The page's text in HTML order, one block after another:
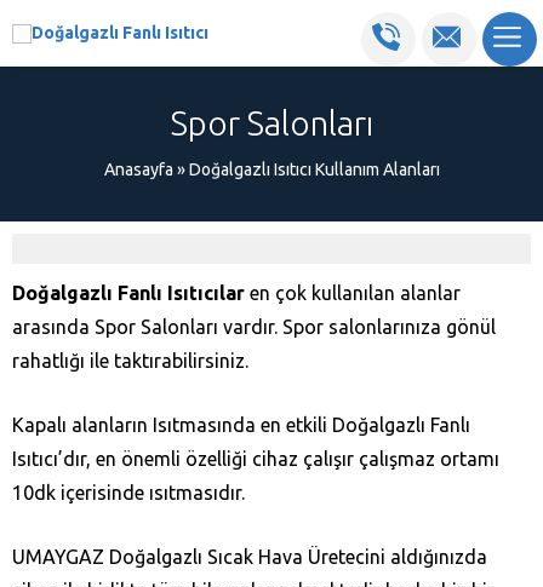
Spor Salonları
Anasayfa »Doğalgazlı Isıtıcı Kullanım Alanları
Doğalgazlı Fanlı Isıtıcılar en çok kullanılan alanlar
arasında Spor Salonları vardır. Spor salonlarınıza gönül
rahatlığı ile taktırabilirsiniz.
Kapalı alanların Isıtmasında en etkili Doğalgazlı Fanlı
Isıtıcı’dır, en önemli özelliği cihaz çalışır çalışmaz ortamı
10dk içerisinde ısıtmasıdır.
UMAYGAZ Doğalgazlı Sıcak Hava Üretecini aldığınızda